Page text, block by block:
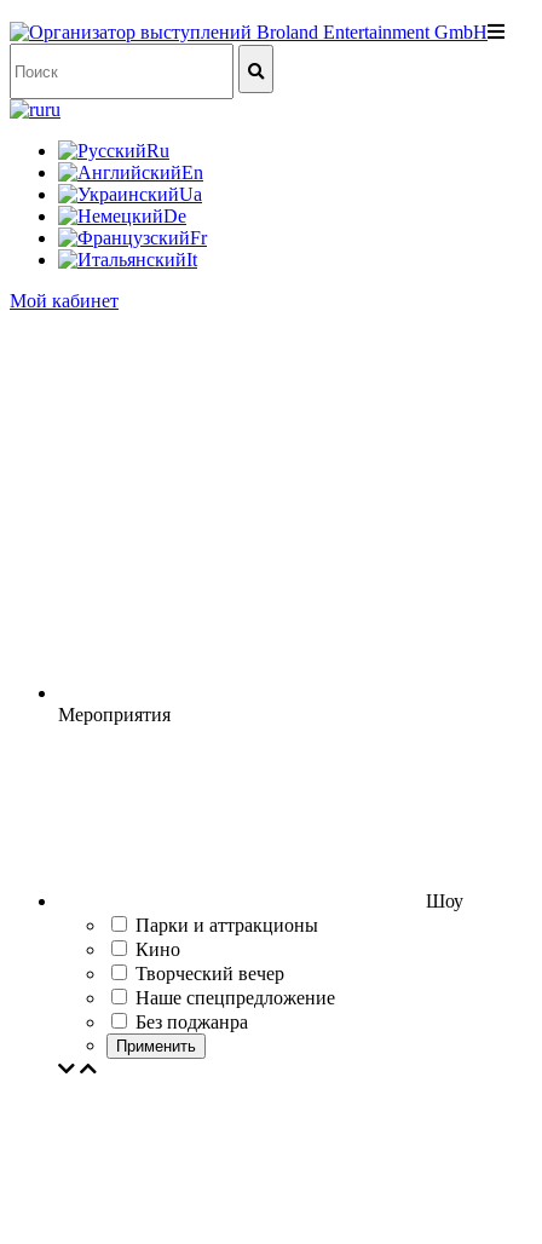
ru
Ru
En
Ua
De
Fr
It
Мой кабинет
Мероприятия
Шоу
Парки и аттракционы
Кино
Творческий вечер
Наше спецпредложение
Без поджанра
Применить